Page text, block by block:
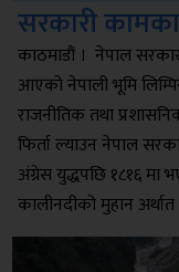
सरकारी
काठमाडौं । नेपाल
आएको नेपाली भूमि
राजनीतिक तथा
फिर्ता ल्याउन नेपाल
अंग्रेस युद्धपछि १८१६ मा
कालीनदीको मुहान